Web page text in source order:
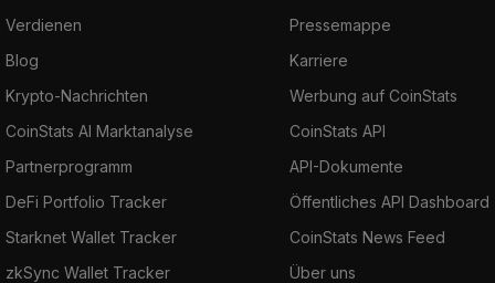
Verdienen
Blog
Krypto-Nachrichten
CoinStats AI Marktanalyse
Partnerprogramm
DeFi Portfolio Tracker
Starknet Wallet Tracker
zkSync Wallet Tracker
Pressemappe
Karriere
Werbung auf CoinStats
CoinStats API
API-Dokumente
Öffentliches API Dashboard
CoinStats News Feed
Über uns